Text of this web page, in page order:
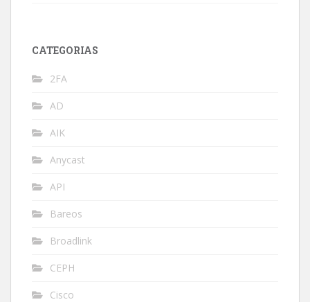
CATEGORIAS
2FA
AD
AIK
Anycast
API
Bareos
Broadlink
CEPH
Cisco